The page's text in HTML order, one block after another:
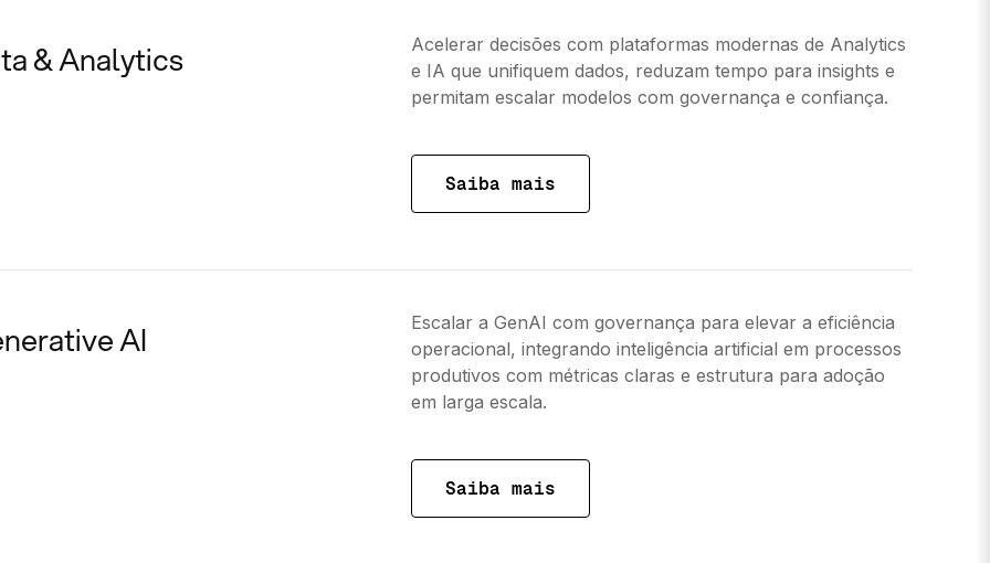
& Analytics
Acelerar decisões com plataformas modernas de Analytics
e IA que unifiquem dados, reduzam tempo para insights e
permitam escalar modelos com governança e confiança.
Saiba mais
AI
Escalar a GenAI com governança para elevar a eficiência
operacional, integrando inteligência artificial em processos
produtivos com métricas claras e estrutura para adoção
em larga escala.
Saiba mais